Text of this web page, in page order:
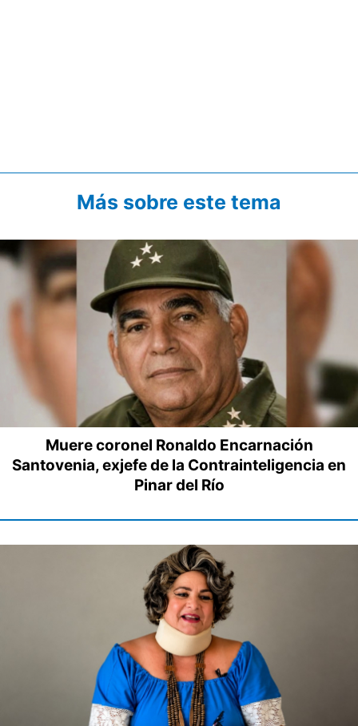
Más sobre este tema
Muere coronel Ronaldo Encarnación
Santovenia, exjefe de la Contrainteligencia en
Pinar del Río